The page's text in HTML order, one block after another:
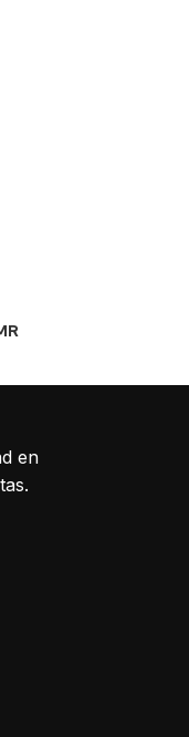
en